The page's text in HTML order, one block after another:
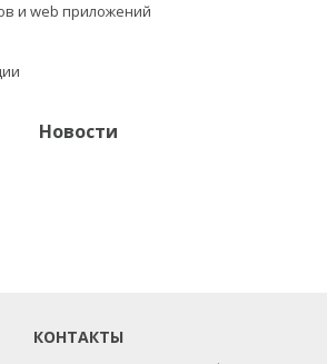
и web приложений
Новости
КОНТАКТЫ